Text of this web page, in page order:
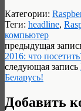
Категории:
Теги: headline,
компьютер
предыдущая
2016: что
следующая запись
Беларусь!
Добавить